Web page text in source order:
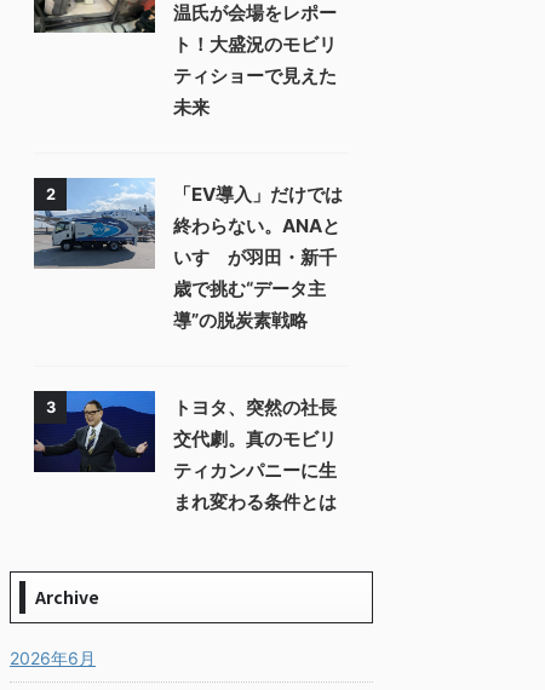
温氏が会場をレポー
ト！大盛況のモビリ
ティショーで見えた
未来
2
「EV導入」だけでは
終わらない。ANAと
いすゞが羽田・新千
歳で挑む“データ主
導”の脱炭素戦略
3
トヨタ、突然の社長
交代劇。真のモビリ
ティカンパニーに生
まれ変わる条件とは
Archive
2026年6月